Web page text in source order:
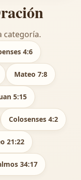
categoría.
4:6
Mateo 7:8
5:15
Colosenses 4:2
21:22
34:17